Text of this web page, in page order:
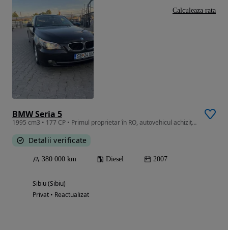
BMW Seria 5
1995 cm3 • 177 CP • Primul proprietar în RO, autovehicul achiziționat în anul 2020.
Detalii verificate
380 000 km Diesel 2007
Sibiu (Sibiu)
Privat • Reactualizat
Calculeaza rata